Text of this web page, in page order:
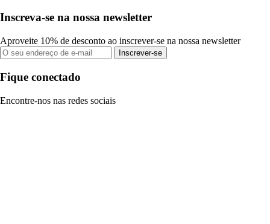
Inscreva-se na nossa newsletter
Aproveite 10% de desconto ao inscrever-se na nossa newsletter
Inscrever-se
Fique conectado
Encontre-nos nas redes sociais